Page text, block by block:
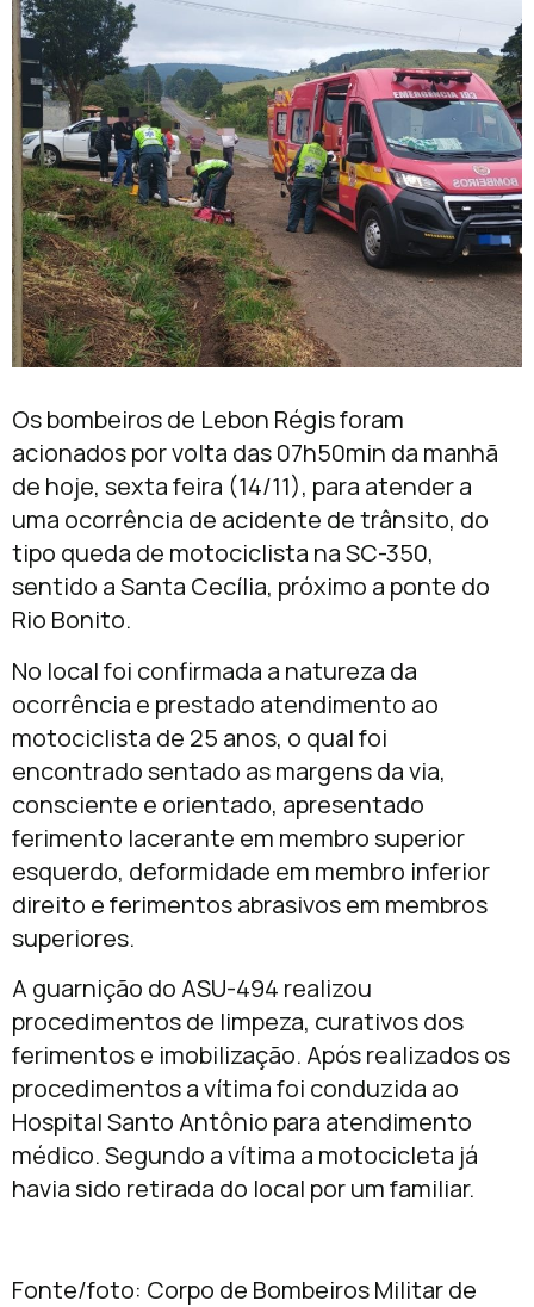
Os bombeiros de Lebon Régis foram
acionados por volta das 07h50min da manhã
de hoje, sexta feira (14/11), para atender a
uma ocorrência de acidente de trânsito, do
tipo queda de motociclista na SC-350,
sentido a Santa Cecília, próximo a ponte do
Rio Bonito.
No local foi confirmada a natureza da
ocorrência e prestado atendimento ao
motociclista de 25 anos, o qual foi
encontrado sentado as margens da via,
consciente e orientado, apresentado
ferimento lacerante em membro superior
esquerdo, deformidade em membro inferior
direito e ferimentos abrasivos em membros
superiores.
A guarnição do ASU-494 realizou
procedimentos de limpeza, curativos dos
ferimentos e imobilização. Após realizados os
procedimentos a vítima foi conduzida ao
Hospital Santo Antônio para atendimento
médico. Segundo a vítima a motocicleta já
havia sido retirada do local por um familiar.
Fonte/foto: Corpo de Bombeiros Militar de